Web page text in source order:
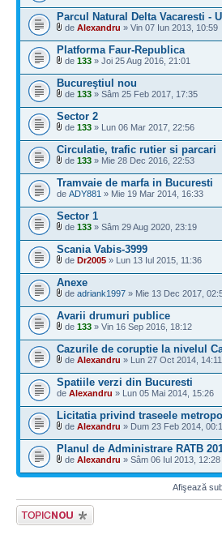
Parcul Natural Delta Vacaresti -
de Alexandru » Vin 07 Iun 2013, 10:59
Platforma Faur-Republica
de 133 » Joi 25 Aug 2016, 21:01
Bucureştiul nou
de 133 » Sâm 25 Feb 2017, 17:35
Sector 2
de 133 » Lun 06 Mar 2017, 22:56
Circulatie, trafic rutier si parcari
de 133 » Mie 28 Dec 2016, 22:53
Tramvaie de marfa in Bucuresti
de ADY881 » Mie 19 Mar 2014, 16:33
Sector 1
de 133 » Sâm 29 Aug 2020, 23:19
Scania Vabis-3999
de Dr2005 » Lun 13 Iul 2015, 11:36
Anexe
de adriank1997 » Mie 13 Dec 2017,
Avarii drumuri publice
de 133 » Vin 16 Sep 2016, 18:12
Cazurile de coruptie la nivelul
de Alexandru » Lun 27 Oct 2014, 14:11
Spatiile verzi din Bucuresti
de Alexandru » Lun 05 Mai 2014, 15:26
Licitatia privind traseele
de Alexandru » Dum 23 Feb 2014,
Planul de Administrare RATB
de Alexandru » Sâm 06 Iul 2013, 12:28
Afişează
Scrie un subiect
nou